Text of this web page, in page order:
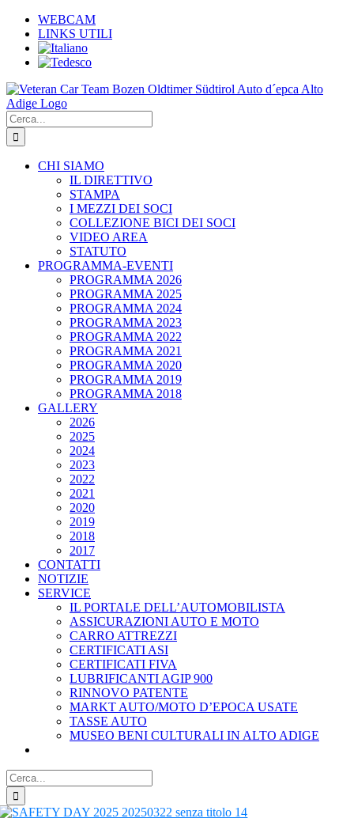
Salta
contenuto
WEBCAM
LINKS UTILI
Cerca
per:
CHI SIAMO
IL DIRETTIVO
STAMPA
I MEZZI DEI SOCI
COLLEZIONE BICI DEI SOCI
VIDEO AREA
STATUTO
PROGRAMMA-EVENTI
PROGRAMMA 2026
PROGRAMMA 2025
PROGRAMMA 2024
PROGRAMMA 2023
PROGRAMMA 2022
PROGRAMMA 2021
PROGRAMMA 2020
PROGRAMMA 2019
PROGRAMMA 2018
GALLERY
2026
2025
2024
2023
2022
2021
2020
2019
2018
2017
CONTATTI
NOTIZIE
SERVICE
IL PORTALE DELL’AUTOMOBILISTA
ASSICURAZIONI AUTO E MOTO
CARRO ATTREZZI
CERTIFICATI ASI
CERTIFICATI FIVA
LUBRIFICANTI AGIP 900
RINNOVO PATENTE
MARKT AUTO/MOTO D’EPOCA USATE
TASSE AUTO
MUSEO BENI CULTURALI IN ALTO ADIGE
Cerca
per: